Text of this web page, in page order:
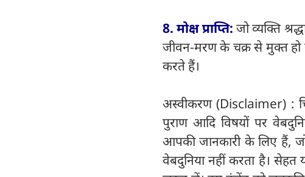
8. मोक्ष प्राप्ति:जो व्यक्ति
जीवन-मरण के चक्र से मुक्त हो
करते हैं।
अस्वीकरण (Disclaimer) :
पुराण आदि विषयों पर
आपकी जानकारी के लिए हैं, जो
वेबदुनिया नहीं करता है। सेहत